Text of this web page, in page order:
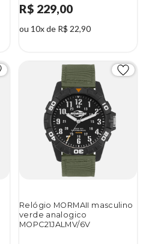
R$ 229,00
ou 10x de R$ 22,90
Relógio MORMAII masculino
verde analogico
MOPC21JALMV/6V